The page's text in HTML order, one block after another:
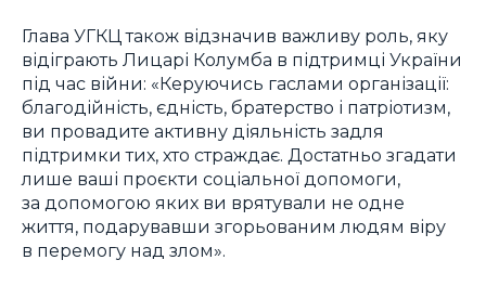
Глава УГКЦ також відзначив важливу роль, яку
відіграють Лицарі Колумба в підтримці України
під час війни: «Керуючись гаслами організації:
благодійність, єдність, братерство і патріотизм,
ви провадите активну діяльність задля
підтримки тих, хто страждає. Достатньо згадати
лише ваші проєкти соціальної допомоги,
за допомогою яких ви врятували не одне
життя, подарувавши згорьованим людям віру
в перемогу над злом».